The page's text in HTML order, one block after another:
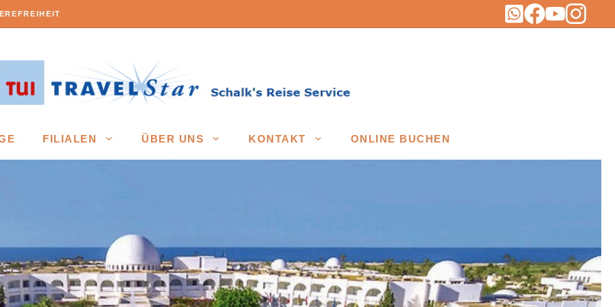
FILIALEN ÜBER UNS KONTAKT ONLINE BUCHEN